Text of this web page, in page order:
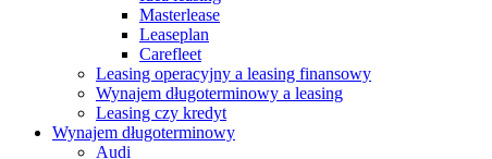
Masterlease
Leaseplan
Carefleet
Leasing operacyjny a leasing finansowy
Wynajem długoterminowy a leasing
Leasing czy kredyt
Wynajem długoterminowy
Audi